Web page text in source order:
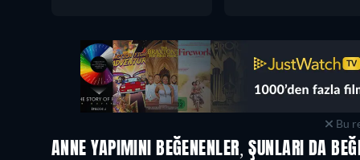
Bu
ANNE YAPIMINI BEĞENENLER, ŞUNLARI DA
TV TV